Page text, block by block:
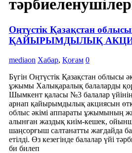
Оңтүстік Қазақстан
ҚАЙЫРЫМДЫЛЫҚ
mediaon Хабар, Қоғам 0
Бүгін Оңтүстік Қазақстан облысы
ұжымы Халықаралық балаларды
Шымкент қаласы №3 балалар үйінің
арнап қайырымдылық акциясын
облыс әкімі аппараты ұжымының
алынған жаздық киім-кешек,
шаңсорғыш салтанатты жағдайда
етілді. Өз кезегінде балалар үйі
би билеп